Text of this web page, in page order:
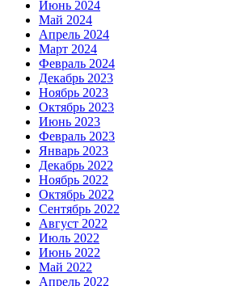
Июнь 2024
Май 2024
Апрель 2024
Март 2024
Февраль 2024
Декабрь 2023
Ноябрь 2023
Октябрь 2023
Июнь 2023
Февраль 2023
Январь 2023
Декабрь 2022
Ноябрь 2022
Октябрь 2022
Сентябрь 2022
Август 2022
Июль 2022
Июнь 2022
Май 2022
Апрель 2022